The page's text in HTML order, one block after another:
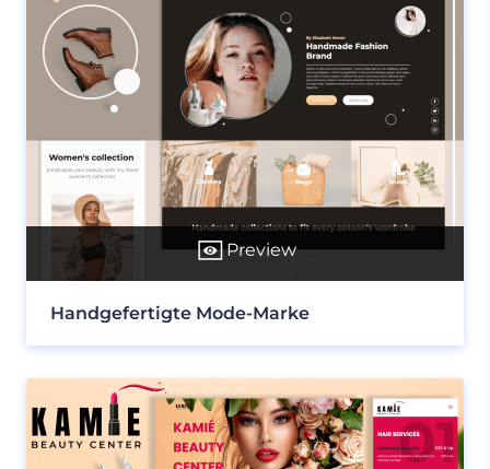
Preview
Handgefertigte Mode-Marke